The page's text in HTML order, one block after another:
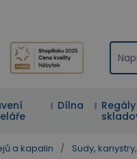
Dílna
a kapalin / Sudy,